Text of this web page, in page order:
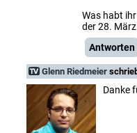
Was habt
der 28.
Antworten
Glenn Riedmeier
Danke